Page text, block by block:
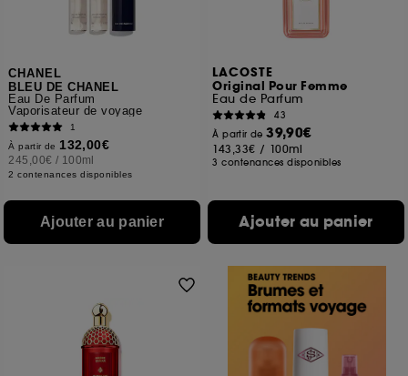
CHANEL
BLEU DE CHANEL
Eau De Parfum
Vaporisateur de voyage
1
À partir de 132,00€
245,00€ / 100ml
2 contenances disponibles
Ajouter au panier
LACOSTE
Original Pour Femme
Eau de Parfum
43
À partir de39,90€
143,33€ / 100ml
3 contenances disponibles
Ajouter au panier